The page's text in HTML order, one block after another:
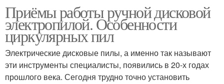
Приёмы работы ручной дисковой
электропилой. Особенности
циркулярных пил
Электрические дисковые пилы, а именно так называют
эти инструменты специалисты, появились в 20-х годах
прошлого века. Сегодня трудно точно установить